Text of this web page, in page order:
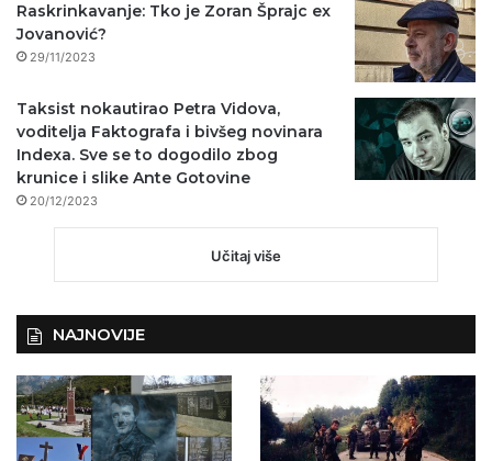
Raskrinkavanje: Tko je Zoran Šprajc ex
Jovanović?
29/11/2023
Taksist nokautirao Petra Vidova,
voditelja Faktografa i bivšeg novinara
Indexa. Sve se to dogodilo zbog
krunice i slike Ante Gotovine
20/12/2023
Učitaj više
NAJNOVIJE